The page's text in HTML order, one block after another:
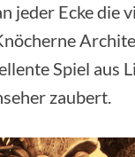
jeder Ecke die
Spiel aus
zaubert.